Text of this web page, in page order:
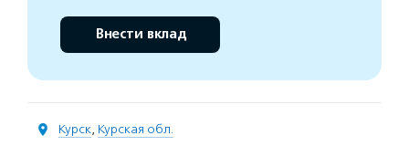
Внести вклад
Курск, Курская обл.